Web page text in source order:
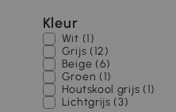
Kleur
Wit (1)
Grijs (12)
Beige (6)
Groen (1)
Houtskool grijs (1)
Lichtgrijs (3)